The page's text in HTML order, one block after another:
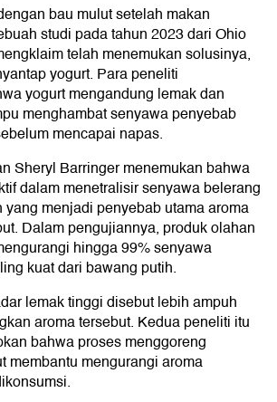
bau mulut setelah makan
studi pada tahun 2023 dari Ohio
telah menemukan solusinya,
yogurt. Para peneliti
yogurt mengandung lemak dan
menghambat senyawa penyebab
mencapai napas.
Sheryl Barringer menemukan bahwa
dalam menetralisir senyawa belerang
menjadi penyebab utama aroma
Dalam pengujiannya, produk olahan
hingga 99% senyawa
kuat dari bawang putih.
lemak tinggi disebut lebih ampuh
aroma tersebut. Kedua peneliti itu
bahwa proses menggoreng
membantu mengurangi aroma